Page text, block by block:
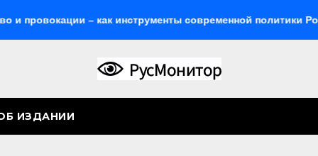
– как инструменты современной политики России
ИЗДАНИИ